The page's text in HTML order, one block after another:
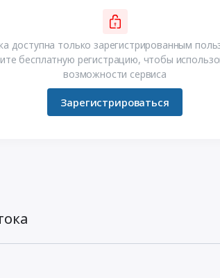
доступна только зарегистрированным
бесплатную регистрацию, чтобы
возможности сервиса
Зарегистрироваться